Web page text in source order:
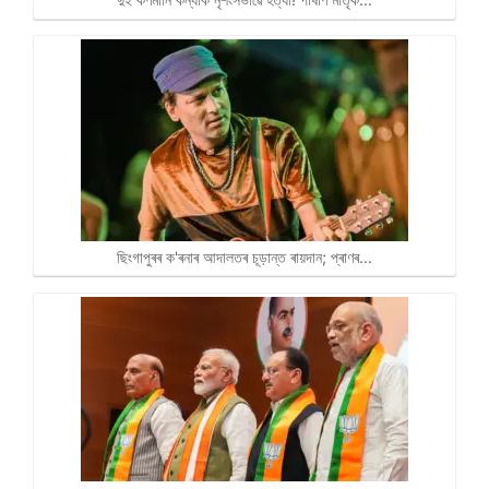
ছিংগাপুৰৰ ক'ৰনাৰ আদালতৰ চূড়ান্ত ৰায়দান; প্ৰাণৰ…